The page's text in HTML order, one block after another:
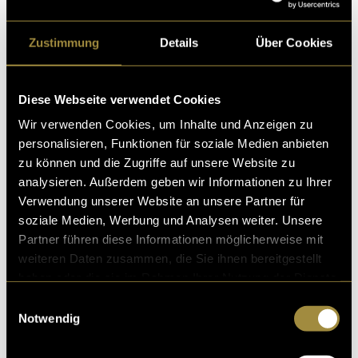
Zustimmung Details Über Cookies
Diese Webseite verwendet Cookies
Wir verwenden Cookies, um Inhalte und Anzeigen zu
personalisieren, Funktionen für soziale Medien anbieten
zu können und die Zugriffe auf unsere Website zu
analysieren. Außerdem geben wir Informationen zu Ihrer
Verwendung unserer Website an unsere Partner für
soziale Medien, Werbung und Analysen weiter. Unsere
Partner führen diese Informationen möglicherweise mit
weiteren Daten zusammen, die Sie ihnen bereitgestellt
Notwendig
Auch die Einladungen wurden mit der Graphics for
Gertrud-Font gestaltet. Die Fotos stammen aus
unserem MMP-Alltag, stellen unsere Kunst dar und
sollen den Vibe der Ausstellung herüberbringen. Dank
bewusst entscheiden, wer welche Einladung
bekommen soll. Als JPEGs wurden sie für WhatsApp